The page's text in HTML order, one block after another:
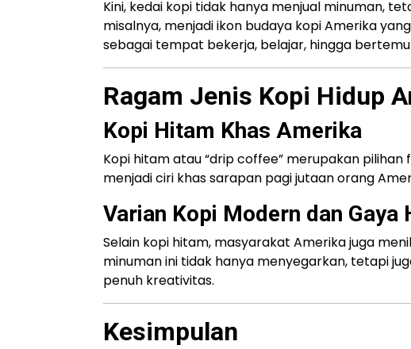
Kini, kedai kopi tidak hanya menjual minuman,
misalnya, menjadi ikon budaya kopi Amerika
sebagai tempat bekerja, belajar, hingga
Ragam Jenis Kopi Hidup
Kopi Hitam Khas Amerika
Kopi hitam atau “drip coffee” merupakan
menjadi ciri khas sarapan pagi jutaan orang
Varian Kopi Modern dan Gaya
Selain kopi hitam, masyarakat Amerika juga
minuman ini tidak hanya menyegarkan, tetapi
penuh kreativitas.
Kesimpulan